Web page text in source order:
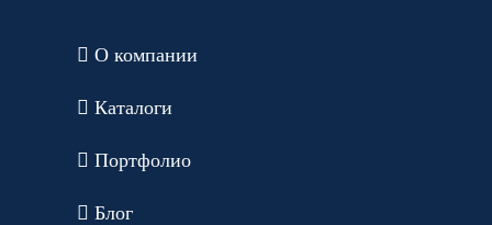
О компании
Каталоги
Портфолио
Блог